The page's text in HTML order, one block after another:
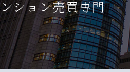
ション売買専門